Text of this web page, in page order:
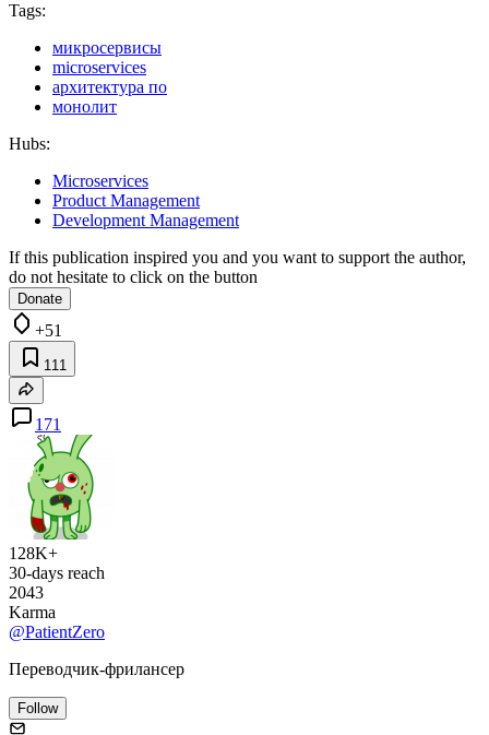
Tags:
микросервисы
microservices
архитектура по
монолит
Hubs:
Microservices
Product Management
Development Management
If this publication inspired you and you want to support the author,
do not hesitate to click on the button
Donate
+51
111
171
128K+
30-days reach
2043
Karma
@PatientZero
Переводчик-фрилансер
Follow